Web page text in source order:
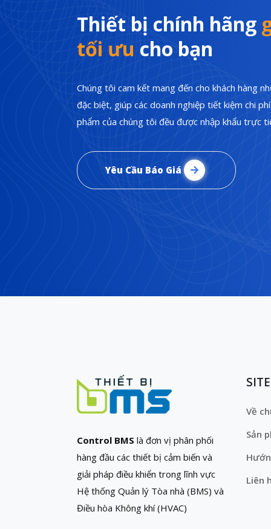
Thiết bị chính hãng
tối ưu cho bạn
Chúng tôi cam kết mang đến cho khách hàng
đặc biệt, giúp các doanh nghiệp tiết kiệm chi
phẩm của chúng tôi đều được nhập khẩu trực
Yêu Cầu Báo Giá
Control BMS là đơn vị phân phối
hàng đầu các thiết bị cảm biến và
giải pháp điều khiển trong lĩnh vực
Hệ thống Quản lý Tòa nhà (BMS) và
Điều hòa Không khí (HVAC)
Về
Sản
Liên